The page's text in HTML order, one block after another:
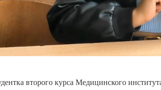
второго курса Медицинского